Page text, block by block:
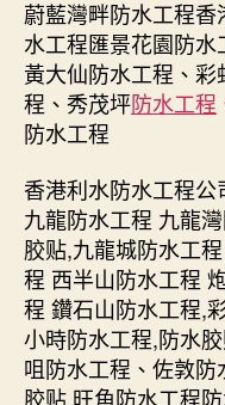
蔚藍灣畔防水工程
水工程匯景花園防
黃大仙防水工程、
程、秀茂坪防水工程
防水工程
香港利水防水工程
九龍防水工程 九龍
胶贴,九龍城防水工
程 西半山防水工程
程 鑽石山防水工程,
小時防水工程,防水
咀防水工程、佐敦
胶贴,旺角防水工程